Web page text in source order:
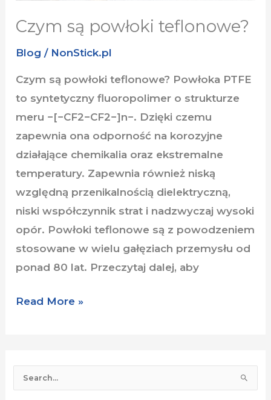
Czym są powłoki teflonowe?
Blog / NonStick.pl
Czym są powłoki teflonowe? Powłoka PTFE
to syntetyczny fluoropolimer o strukturze
meru −[−CF2−CF2−]n−. Dzięki czemu
zapewnia ona odporność na korozyjne
działające chemikalia oraz ekstremalne
temperatury. Zapewnia również niską
względną przenikalnością dielektryczną,
niski współczynnik strat i nadzwyczaj wysoki
opór. Powłoki teflonowe są z powodzeniem
stosowane w wielu gałęziach przemysłu od
ponad 80 lat. Przeczytaj dalej, aby
Read More »